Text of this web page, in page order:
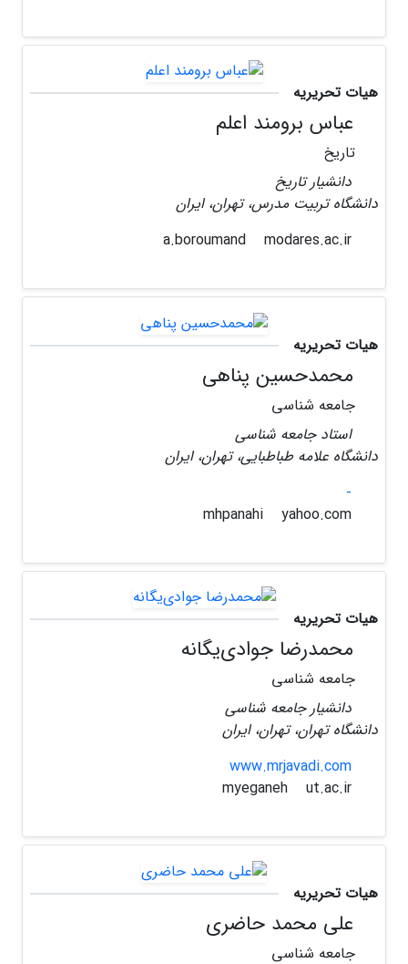
هیات تحریریه
عباس برومند اعلم
تاریخ
دانشیار تاریخ
دانشگاه تربیت مدرس، تهران، ایران
modares.ac.ir
هیات تحریریه
محمدحسین پناهی
جامعه شناسی
استاد جامعه شناسی
دانشگاه علامه طباطبایی، تهران، ایران
-
yahoo.com
هیات تحریریه
محمدرضا جوادی‌یگانه
جامعه شناسی
دانشیار جامعه شناسی
دانشگاه تهران، تهران، ایران
www.mrjavadi.com
ut.ac.ir
هیات تحریریه
علی محمد حاضری
جامعه شناسی